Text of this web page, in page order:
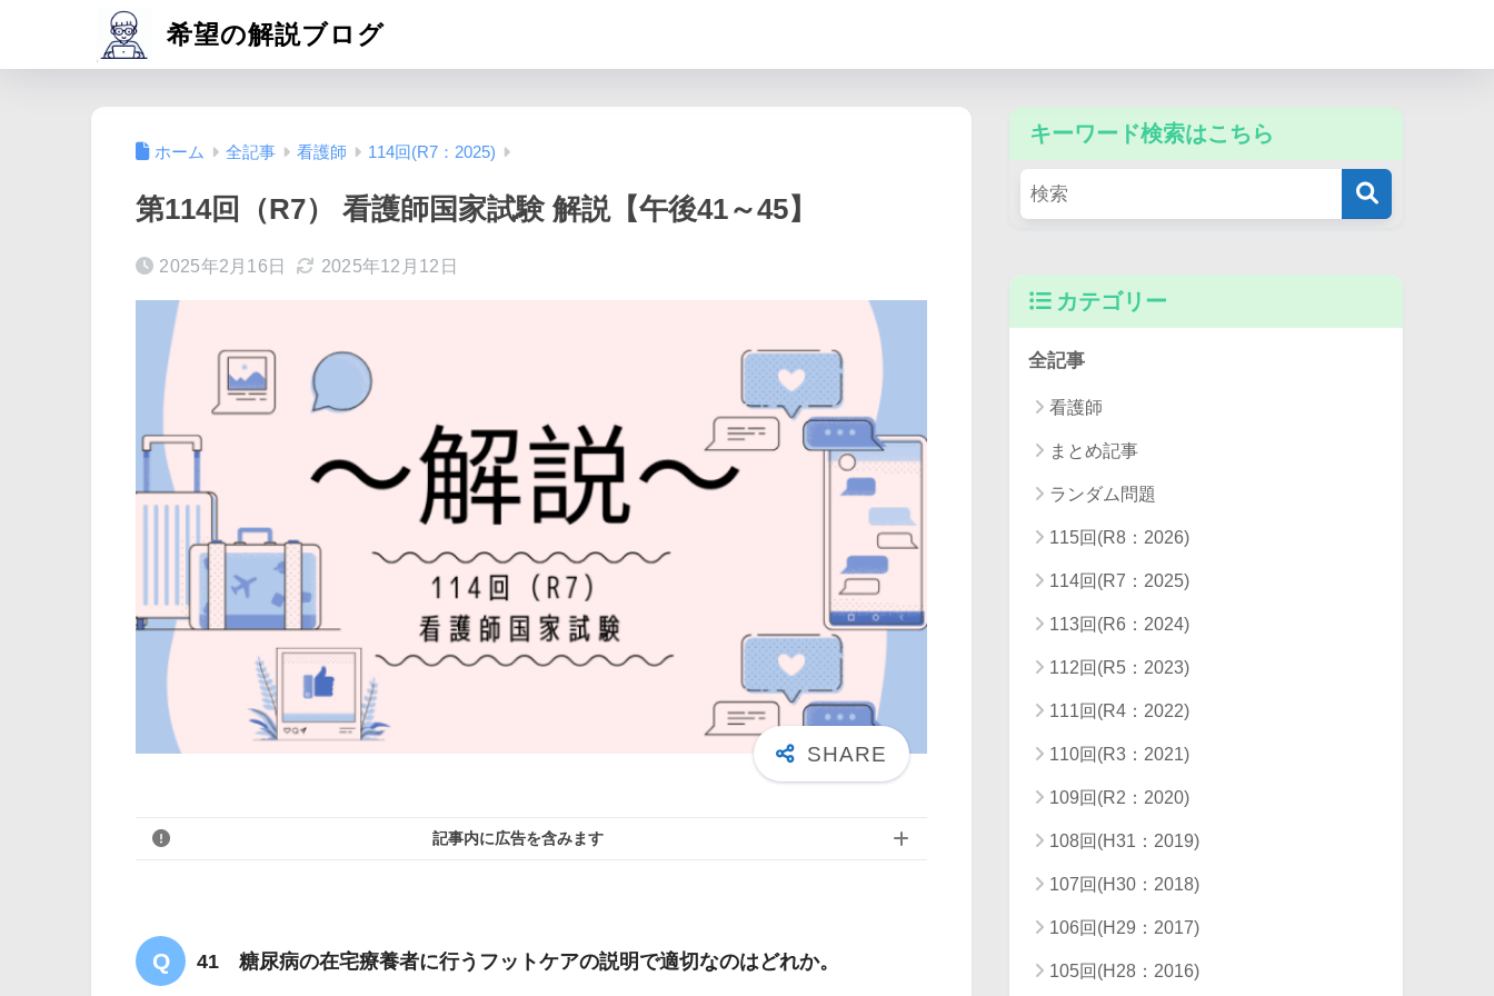
希望の解説ブログ
ホーム 全記事 看護師 114回(R7：2025)
第114回（R7） 看護師国家試験 解説【午後41～45】
2025年2月16日 2025年12月12日
記事内に広告を含みます
41 糖尿病の在宅療養者に行うフットケアの説明で適切なのはどれか。
キーワード検索はこちら
カテゴリー
全記事
看護師
まとめ記事
ランダム問題
115回(R8：2026)
114回(R7：2025)
113回(R6：2024)
112回(R5：2023)
111回(R4：2022)
110回(R3：2021)
109回(R2：2020)
108回(H31：2019)
107回(H30：2018)
106回(H29：2017)
105回(H28：2016)